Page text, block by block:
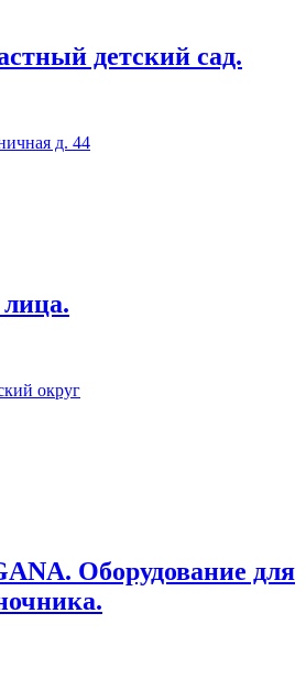
детский сад.
д. 44
округ
Оборудование для